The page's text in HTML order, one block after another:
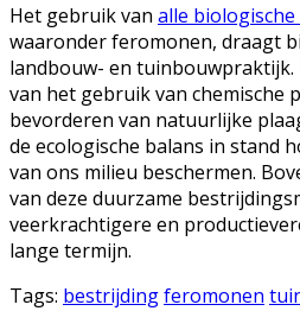
Het gebruik van alle
waaronder feromonen, draagt
landbouw- en
van het gebruik van chemische
bevorderen van natuurlijke
de ecologische balans in stand
van ons milieu beschermen.
van deze duurzame
veerkrachtigere en
lange termijn.
Tags: bestrijdingferomonen